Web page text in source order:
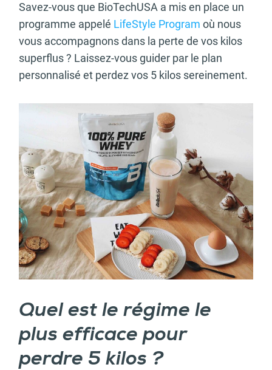
Savez-vous que BioTechUSA a mis en place un
programme appelé LifeStyle Program où nous
vous accompagnons dans la perte de vos kilos
superflus ? Laissez-vous guider par le plan
personnalisé et perdez vos 5 kilos sereinement.
Quel est le régime le
plus efficace pour
perdre 5 kilos ?